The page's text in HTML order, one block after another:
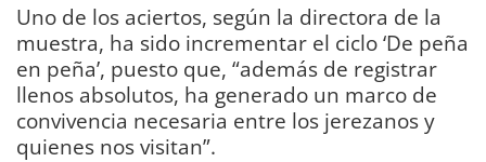
Uno de los aciertos, según la directora de la
muestra, ha sido incrementar el ciclo ‘De peña
en peña’, puesto que, “además de registrar
llenos absolutos, ha generado un marco de
convivencia necesaria entre los jerezanos y
quienes nos visitan”.